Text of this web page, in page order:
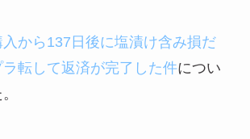
入から137日後に塩漬け含み損だ
転して返済が完了した件につい